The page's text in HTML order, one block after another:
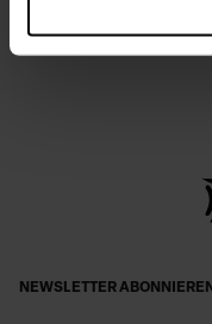
€ 273,00
€ 420,00
NEWSLETTER ABONNIEREN